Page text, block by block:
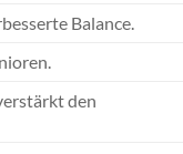
Balance.
den